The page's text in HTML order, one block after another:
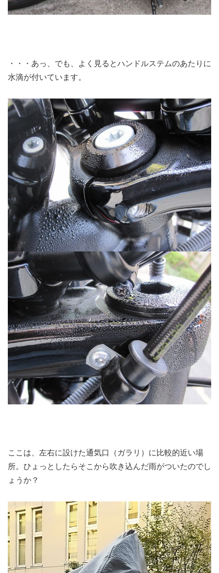
・・・あっ、でも、よく見るとハンドルステムのあたりに
水滴が付いています。
ここは、左右に設けた通気口（ガラリ）に比較的近い場
所。ひょっとしたらそこから吹き込んだ雨がついたのでし
ょうか？